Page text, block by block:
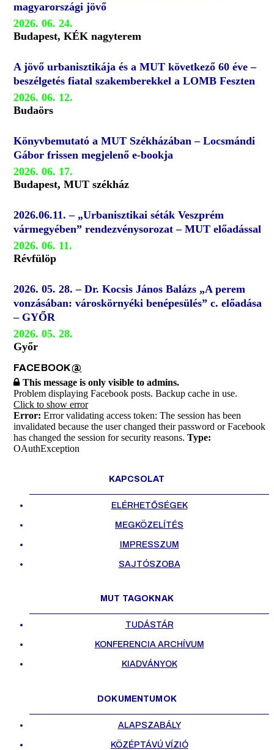
magyarországi jövő
2026. 06. 24.
Budapest, KÉK nagyterem
A jövő urbanisztikája és a MUT következő 60 éve –
beszélgetés fiatal szakemberekkel a LOMB Feszten
2026. 06. 12.
Budaörs
Könyvbemutató a MUT Székházában – Locsmándi
Gábor frissen megjelenő e-bookja
2026. 06. 17.
Budapest, MUT székház
2026.06.11. – „Urbanisztikai séták Veszprém
vármegyében” rendezvénysorozat – MUT előadással
2026. 06. 11.
Révfülöp
2026. 05. 28. – Dr. Kocsis János Balázs „A perem
vonzásában: városkörnyéki benépesülés” c. előadása
– GYŐR
2026. 05. 28.
Győr
FACEBOOK@
This message is only visible to admins.
Problem displaying Facebook posts. Backup cache in use.
Click to show error
Error: Error validating access token: The session has been
invalidated because the user changed their password or Facebook
has changed the session for security reasons. Type:
OAuthException
KAPCSOLAT
ELÉRHETŐSÉGEK
MEGKÖZELÍTÉS
IMPRESSZUM
SAJTÓSZOBA
MUT TAGOKNAK
TUDÁSTÁR
KONFERENCIA ARCHÍVUM
KIADVÁNYOK
DOKUMENTUMOK
ALAPSZABÁLY
KÖZÉPTÁVÚ VÍZIÓ